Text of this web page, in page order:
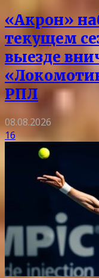
«Акрон»
текущем
выезде
РПЛ
08.08.2026
16